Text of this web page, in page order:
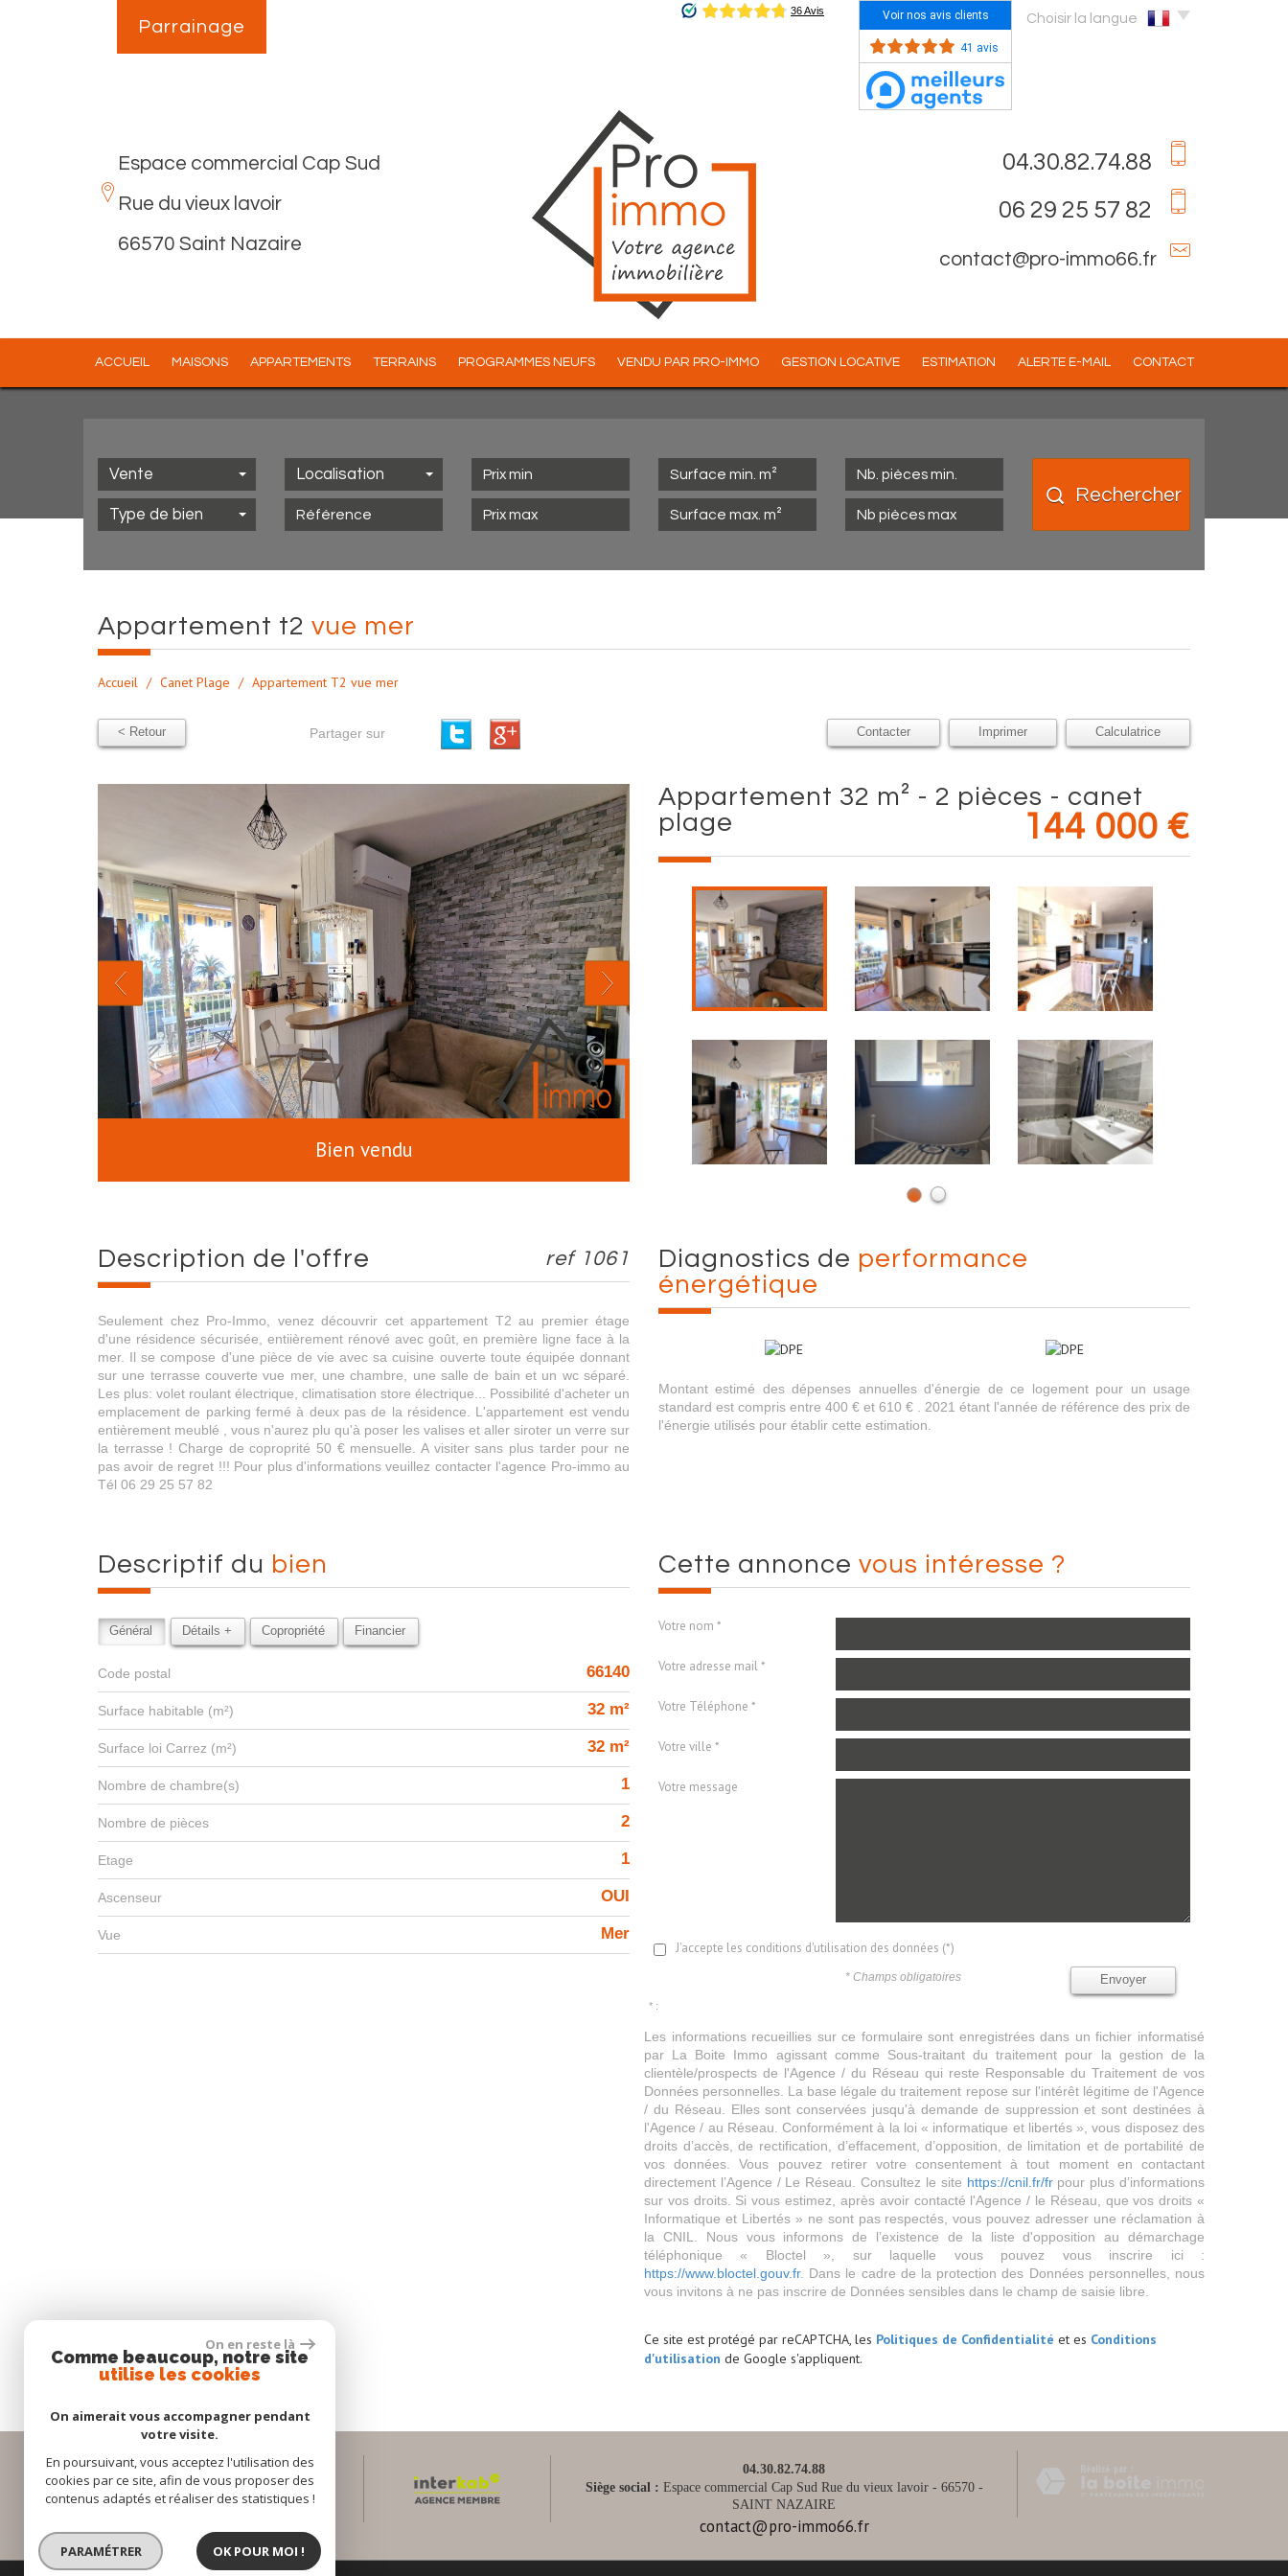
Parrainage
Voir nos avis clients
41 avis
Choisir la langue
Espace commercial Cap Sud
Rue du vieux lavoir
66570 Saint Nazaire
04.30.82.74.88
06 29 25 57 82
contact@pro-immo66.fr
ACCUEIL MAISONS APPARTEMENTS TERRAINS PROGRAMMES NEUFS VENDU PAR PRO-IMMO GESTION LOCATIVE ESTIMATION ALERTE E-MAIL CONTACT
Vente
Type de bien
Localisation
Rechercher
appartement t2 vue mer
Accueil Canet Plage Appartement T2 vue mer
< Retour Partager sur Contacter Imprimer Calculatrice
Bien vendu
appartement 32 m² - 2 pièces - canet
plage
144 000 €
description de l'offre ref 1061
Seulement chez Pro-Immo, venez découvrir cet appartement T2 au premier étage
d'une résidence sécurisée, entiièrement rénové avec goût, en première ligne face à la
mer. Il se compose d'une pièce de vie avec sa cuisine ouverte toute équipée donnant
sur une terrasse couverte vue mer, une chambre, une salle de bain et un wc séparé.
Les plus: volet roulant électrique, climatisation store électrique... Possibilité d'acheter un
emplacement de parking fermé à deux pas de la résidence. L'appartement est vendu
entièrement meublé , vous n'aurez plu qu'à poser les valises et aller siroter un verre sur
la terrasse ! Charge de coproprité 50 € mensuelle. A visiter sans plus tarder pour ne
pas avoir de regret !!! Pour plus d'informations veuillez contacter l'agence Pro-immo au
Tél 06 29 25 57 82
diagnostics de performance
énergétique
Montant estimé des dépenses annuelles d'énergie de ce logement pour un usage
standard est compris entre 400 € et 610 € . 2021 étant l'année de référence des prix de
l'énergie utilisés pour établir cette estimation.
descriptif du bien
Général Détails + Copropriété Financier
Code postal 66140
Surface habitable (m²) 32 m²
Surface loi Carrez (m²) 32 m²
Nombre de chambre(s) 1
Nombre de pièces 2
Etage 1
Ascenseur OUI
Vue Mer
cette annonce vous intéresse ?
Votre nom *
Votre adresse mail *
Votre Téléphone *
Votre ville *
Votre message
J'accepte les conditions d'utilisation des données (*)
Envoyer
* Champs obligatoires
* :
Les informations recueillies sur ce formulaire sont enregistrées dans un fichier informatisé
par La Boite Immo agissant comme Sous-traitant du traitement pour la gestion de la
clientèle/prospects de l'Agence / du Réseau qui reste Responsable du Traitement de vos
Données personnelles. La base légale du traitement repose sur l'intérêt légitime de l'Agence
/ du Réseau. Elles sont conservées jusqu'à demande de suppression et sont destinées à
l'Agence / au Réseau. Conformément à la loi « informatique et libertés », vous disposez des
droits d’accès, de rectification, d’effacement, d’opposition, de limitation et de portabilité de
vos données. Vous pouvez retirer votre consentement à tout moment en contactant
directement l’Agence / Le Réseau. Consultez le site https://cnil.fr/frpour plus d’informations
sur vos droits. Si vous estimez, après avoir contacté l'Agence / le Réseau, que vos droits «
Informatique et Libertés » ne sont pas respectés, vous pouvez adresser une réclamation à
la CNIL. Nous vous informons de l’existence de la liste d'opposition au démarchage
téléphonique « Bloctel », sur laquelle vous pouvez vous inscrire ici :
https://www.bloctel.gouv.fr. Dans le cadre de la protection des Données personnelles, nous
vous invitons à ne pas inscrire de Données sensibles dans le champ de saisie libre.
Ce site est protégé par reCAPTCHA, les Politiques de Confidentialité et es Conditions
d'utilisation de Google s'appliquent.
Espace propriétaires
04.30.82.74.88
Siège social : Espace commercial Cap Sud Rue du vieux lavoir - 66570 -
SAINT NAZAIRE
contact@pro-immo66.fr
On en reste là
Comme beaucoup, notre site
utilise les cookies
On aimerait vous accompagner pendant
votre visite.
En poursuivant, vous acceptez l'utilisation des
cookies par ce site, afin de vous proposer des
contenus adaptés et réaliser des statistiques !
PARAMÉTRER OK POUR MOI !